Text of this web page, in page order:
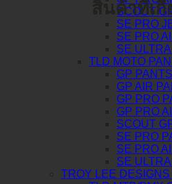
SCOUT
SE PRO
SE PRO
SE
TLD MOTO
GP PANTS
GP AIR
GP PRO
GP PRO
SCOUT
SE PRO
SE PRO
SE
TROY LEE
สินค้าที่เ